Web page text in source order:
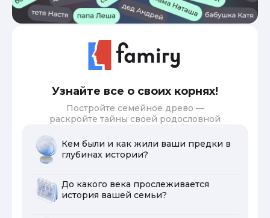
Узнайте все о своих корнях!
Постройте семейное древо —
раскройте тайны своей родословной
Кем были и как жили ваши предки в
глубинах истории?
До какого века прослеживается
история вашей семьи?